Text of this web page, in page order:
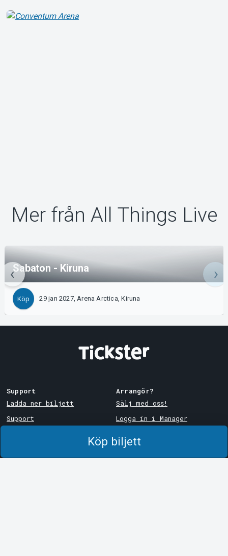
Köp biljett
Mer från All Things Live
Sabaton - Kiruna
Köp 29 jan 2027, Arena Arctica, Kiruna
Support
Ladda ner biljett
Support
Arrangör?
Sälj med oss!
Logga in i Manager